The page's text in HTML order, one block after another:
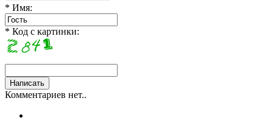
* Имя:
* Код с картинки:
Комментариев нет..